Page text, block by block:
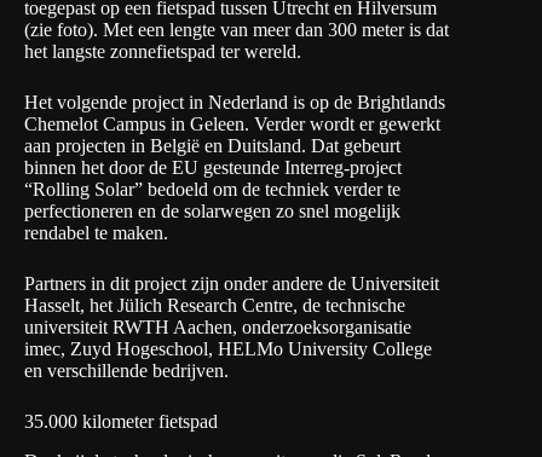
toegepast op een fietspad tussen Utrecht en Hilversum
(zie foto). Met een lengte van meer dan 300 meter is dat
het langste zonnefietspad ter wereld.
Het volgende project in Nederland is op de Brightlands
Chemelot Campus in Geleen. Verder wordt er gewerkt
aan projecten in België en Duitsland. Dat gebeurt
binnen het door de EU gesteunde Interreg-project
“Rolling Solar” bedoeld om de techniek verder te
perfectioneren en de solarwegen zo snel mogelijk
rendabel te maken.
Partners in dit project zijn onder andere de Universiteit
Hasselt, het Jülich Research Centre, de technische
universiteit RWTH Aachen, onderzoeksorganisatie
imec, Zuyd Hogeschool, HELMo University College
en verschillende bedrijven.
35.000 kilometer fietspad